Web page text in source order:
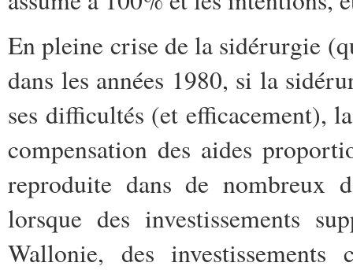
En pleine crise de la sidérurgie
dans les années 1980, si la
ses difficultés (et efficacement),
compensation des aides
reproduite dans de nombreux
lorsque des investissements
Wallonie, des investissements